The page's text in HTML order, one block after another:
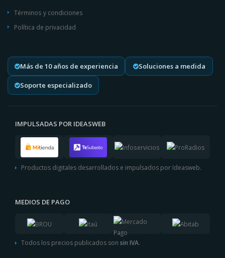
Términos y condiciones
Política de privacidad
Más de 10 años de experiencia Soluciones a medida
Soporte especializado
IMPULSADAS POR IDEASWEB
Productos digitales desarrollados e impulsados por Ideasweb.
MEDIOS DE PAGO
Todos los precios publicados son sin IVA.